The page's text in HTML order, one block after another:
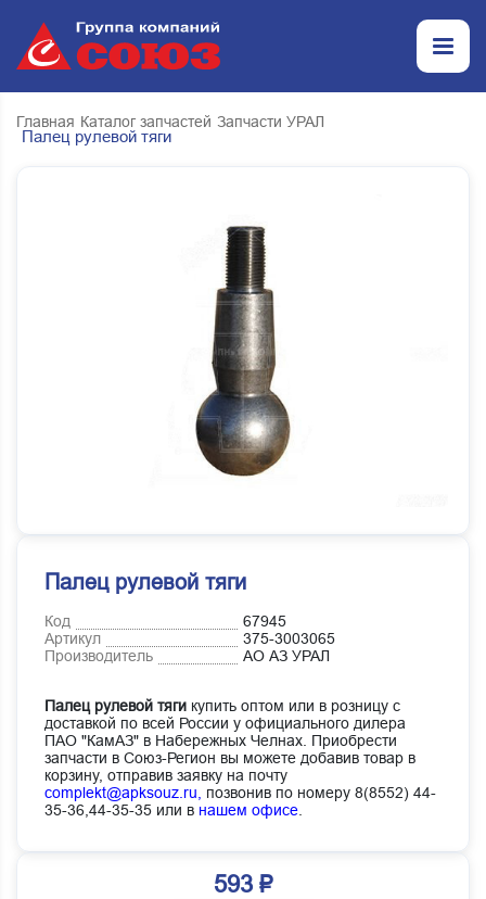
Главная Каталог запчастей Запчасти УРАЛ
Палец рулевой тяги
Палец рулевой тяги
Код
67945
Артикул
375-3003065
Производитель
АО АЗ УРАЛ
Палец рулевой тяги купить оптом или в розницу с
доставкой по всей России у официального дилера
ПАО "КамАЗ" в Набережных Челнах. Приобрести
запчасти в Союз-Регион вы можете добавив товар в
корзину, отправив заявку на почту
complekt@apksouz.ru,
позвонив по номеру 8(8552) 44-
35-36,44-35-35 или в нашем офисе
593 ₽